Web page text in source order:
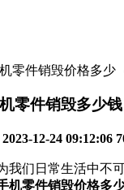
零件销毁价格多少
零件销毁多少钱
12-24 09:12:06
我们日常生活中不
机零件销毁价格多